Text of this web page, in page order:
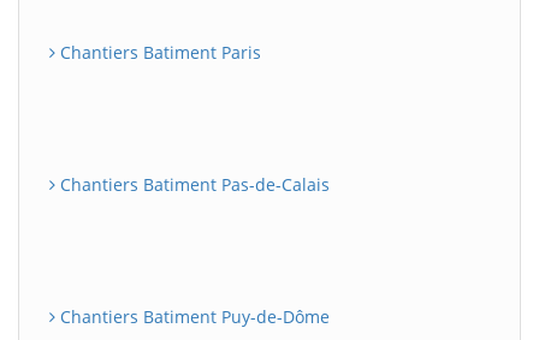
Chantiers Batiment Paris
Chantiers Batiment Pas-de-Calais
Chantiers Batiment Puy-de-Dôme